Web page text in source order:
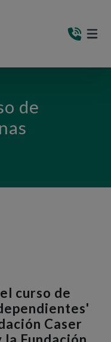
de
curso de
Caser